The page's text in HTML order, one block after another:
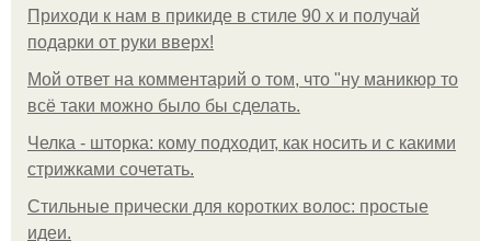
Приходи к нам в прикиде в стиле 90 х и получай
подарки от руки вверх!
Мой ответ на комментарий о том, что "ну маникюр то
всё таки можно было бы сделать.
Челка - шторка: кому подходит, как носить и с какими
стрижками сочетать.
Стильные прически для коротких волос: простые
идеи.